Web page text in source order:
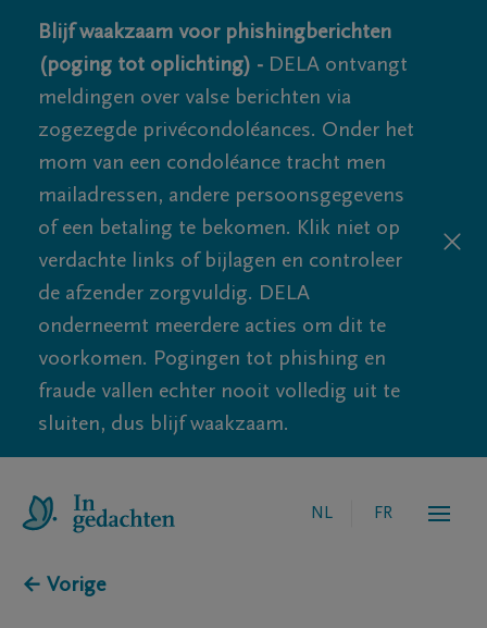
Blijf waakzaam voor phishingberichten
(poging tot oplichting) - DELA ontvangt
meldingen over valse berichten via
zogezegde privécondoléances. Onder het
mom van een condoléance tracht men
mailadressen, andere persoonsgegevens
of een betaling te bekomen. Klik niet op
verdachte links of bijlagen en controleer
de afzender zorgvuldig. DELA
onderneemt meerdere acties om dit te
voorkomen. Pogingen tot phishing en
fraude vallen echter nooit volledig uit te
sluiten, dus blijf waakzaam.
NL FR
← Vorige